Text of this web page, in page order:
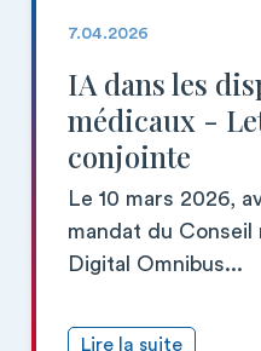
7.04.2026
IA dans les
médicaux -
conjointe
Le 10 mars 2026,
mandat du
Digital Omnibus...
Lire la suite